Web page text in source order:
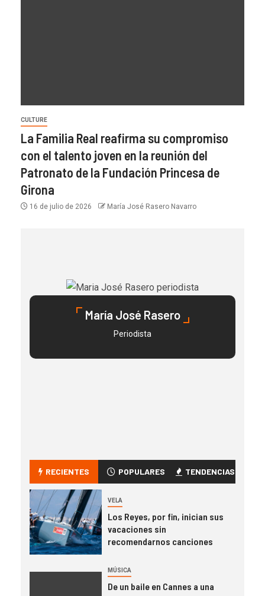
CULTURE
La Familia Real reafirma su compromiso
con el talento joven en la reunión del
Patronato de la Fundación Princesa de
Girona
16 de julio de 2026 María José Rasero Navarro
María José Rasero
Periodista
RECIENTES POPULARES TENDENCIAS
VELA
Los Reyes, por fin, inician sus
vacaciones sin
recomendarnos canciones
MÚSICA
De un baile en Cannes a una